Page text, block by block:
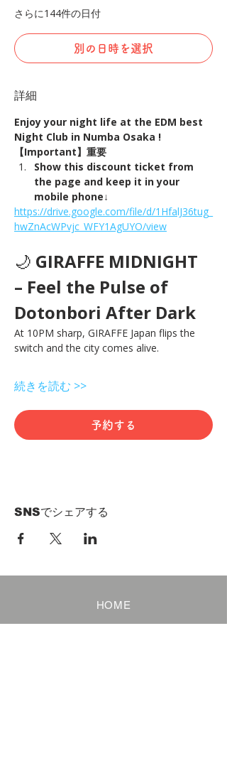
さらに144件の日付
別の日時を選択
詳細
Enjoy your night life at the EDM best
Night Club in Numba Osaka !
【Important】重要
Show this discount ticket from
the page and keep it in your
mobile phone↓
https://drive.google.com/file/d/1HfalJ36tug_
hwZnAcWPvjc_WFY1AgUYO/view
🌙 GIRAFFE MIDNIGHT
– Feel the Pulse of
Dotonbori After Dark
At 10PM sharp, GIRAFFE Japan flips the
switch and the city comes alive.
続きを読む >>
予約する
SNSでシェアする
HOME